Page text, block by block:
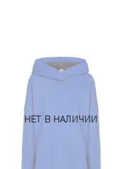
НЕТ В НАЛИЧИИ